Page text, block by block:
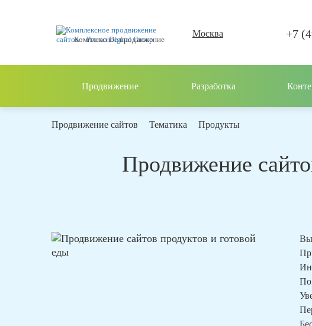
Комплексное продвижение
Москва +7
Продвижение Разработка
Продвижение сайтов Тематика Продукты
Продвижение